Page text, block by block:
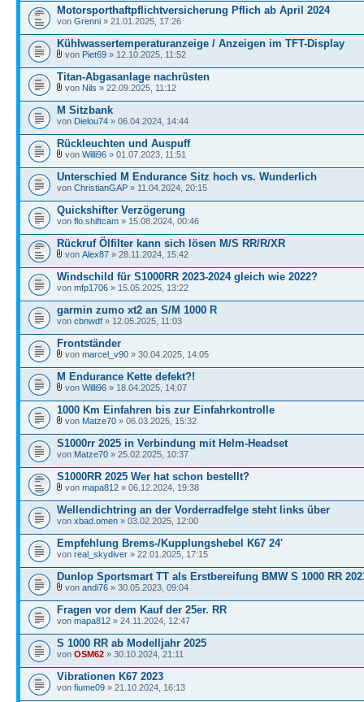
Motorsporthaftpflichtversicherung Pflich ab April 2024
von Grenni » 21.01.2025, 17:26
Kühlwassertemperaturanzeige / Anzeigen im TFT-Display
von Piet69 » 12.10.2025, 11:52
Titan-Abgasanlage nachrüsten
von Nils » 22.09.2025, 11:12
M Sitzbank
von Dielou74 » 06.04.2024, 14:44
Rückleuchten und Auspuff
von Willi96 » 01.07.2023, 11:51
Unterschied M Endurance Sitz hoch vs. Wunderlich
von ChristianGAP » 11.04.2024, 20:15
Quickshifter Verzögerung
von flo.shiftcam » 15.08.2024, 00:46
Rückruf Ölfilter kann sich lösen M/S RR/R/XR
von Alex87 » 28.11.2024, 15:42
Windschild für S1000RR 2023-2024 gleich wie 2022?
von mfp1706 » 15.05.2025, 13:22
garmin zumo xt2 an S/M 1000 R
von cbnwdf » 12.05.2025, 11:03
Frontständer
von marcel_v90 » 30.04.2025, 14:05
M Endurance Kette defekt?!
von Willi96 » 18.04.2025, 14:07
1000 Km Einfahren bis zur Einfahrkontrolle
von Matze70 » 06.03.2025, 15:32
S1000rr 2025 in Verbindung mit Helm-Headset
von Matze70 » 25.02.2025, 10:37
S1000RR 2025 Wer hat schon bestellt?
von mapa812 » 06.12.2024, 19:38
Wellendichtring an der Vorderradfelge steht links über
von xbad.omen » 03.02.2025, 12:00
Empfehlung Brems-/Kupplungshebel K67 24'
von real_skydiver » 22.01.2025, 17:15
Dunlop Sportsmart TT als Erstbereifung BMW S 1000 RR
von andi76 » 30.05.2023, 09:04
Fragen vor dem Kauf der 25er. RR
von mapa812 » 24.11.2024, 12:47
S 1000 RR ab Modelljahr 2025
von OSM62 » 30.10.2024, 21:11
Vibrationen K67 2023
von fiume09 » 21.10.2024, 16:13